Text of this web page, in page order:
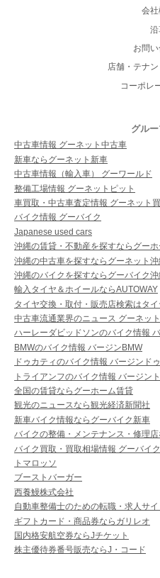
会
お問
店舗・テナ
コーポレ
グル
中古車情報 グーネット中古車
新車ならグーネット新車
中古車情報（輸入車） グーワールド
整備工場情報 グーネットピット
車買取・中古車査定情報 グーネット
バイク情報 グーバイク
Japanese used cars
沖縄の賃貸・不動産を探すならグーホ
沖縄の中古車を探すならグーネット沖
沖縄のバイクを探すならグーバイク
輸入タイヤ＆ホイールならAUTOWAY
タイヤ交換・取付・販売店検索はタイ
中古車流通業界のニュース グーネッ
ハーレーダビッドソンのバイク情報
BMWのバイク情報 バージンBMW
ドゥカティのバイク情報 バージンド
トライアンフのバイク情報 バージン
全国の賃貸ならグーホーム賃貸
観光のニュースなら観光経済新聞社
新車バイク情報ならグーバイク新車
バイクの整備・メンテナンス・修理
バイク買取・買取相場情報 グーバイ
トマロッソ
ブーストバーガー
西養鰻株式会社
自動車整備士のための転職・求人サ
ギフトカード・商品券ならガリレオ
国内格安航空券ならJチケット
株主優待券番号販売ならJ・コード